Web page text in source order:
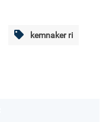
kemnaker ri